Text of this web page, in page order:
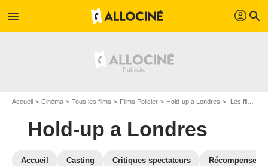
menu profil search
Accueil Cinéma Tous les films Films Policier Hold-up a Londres Les films similaires à "Hold-up a Londres"
Hold-up a Londres
Accueil Casting Critiques spectateurs Récompenses